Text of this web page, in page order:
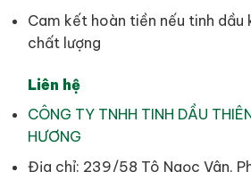
Cam kết hoàn tiền nếu tinh dầu
chất lượng
Liên hệ
CÔNG TY TNHH TINH DẦU
HƯƠNG
Địa chỉ: 239/58 Tô Ngọc Vân,